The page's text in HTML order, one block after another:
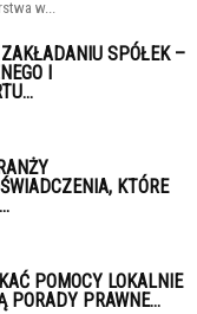
w...
SPÓŁEK –
I
KTÓRE
POMOCY LOKALNIE
PORADY PRAWNE...